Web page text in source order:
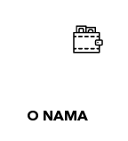
O NAMA